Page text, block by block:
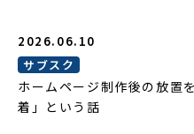
2026.06.10
サブスク
ホームページ制作後の放置
着」という話